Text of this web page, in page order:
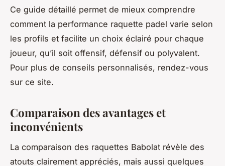
Ce guide détaillé permet de mieux comprendre
comment la performance raquette padel varie selon
les profils et facilite un choix éclairé pour chaque
joueur, qu’il soit offensif, défensif ou polyvalent.
Pour plus de conseils personnalisés, rendez-vous
sur ce site.
Comparaison des avantages et
inconvénients
La comparaison des raquettes Babolat révèle des
atouts clairement appréciés, mais aussi quelques